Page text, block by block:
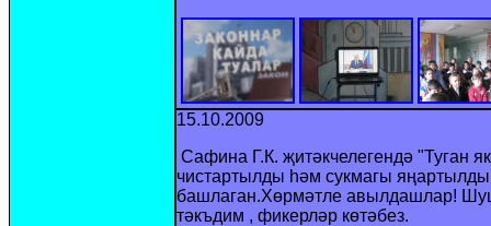
15.10.2009
Сафина Г.К. җитәкчелегендә "Туган
чистартылды һәм сукмагы
башлаган.Хөрмәтле авылдашлар!
тәкъдим , фикерләр көтәбез.